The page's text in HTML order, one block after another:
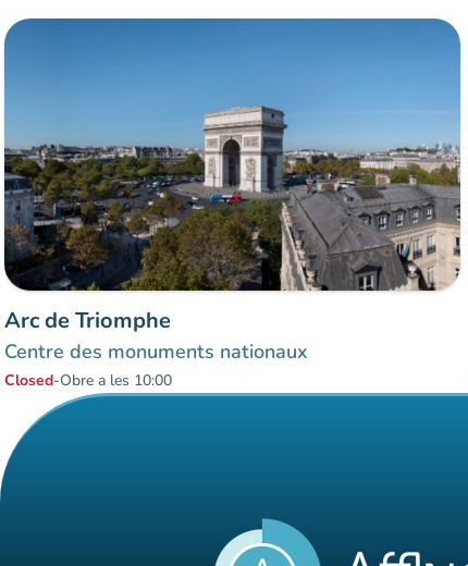
Arc de Triomphe
Centre des monuments nationaux
Closed-Obre a les 10:00
Items 1 to 3 of 3